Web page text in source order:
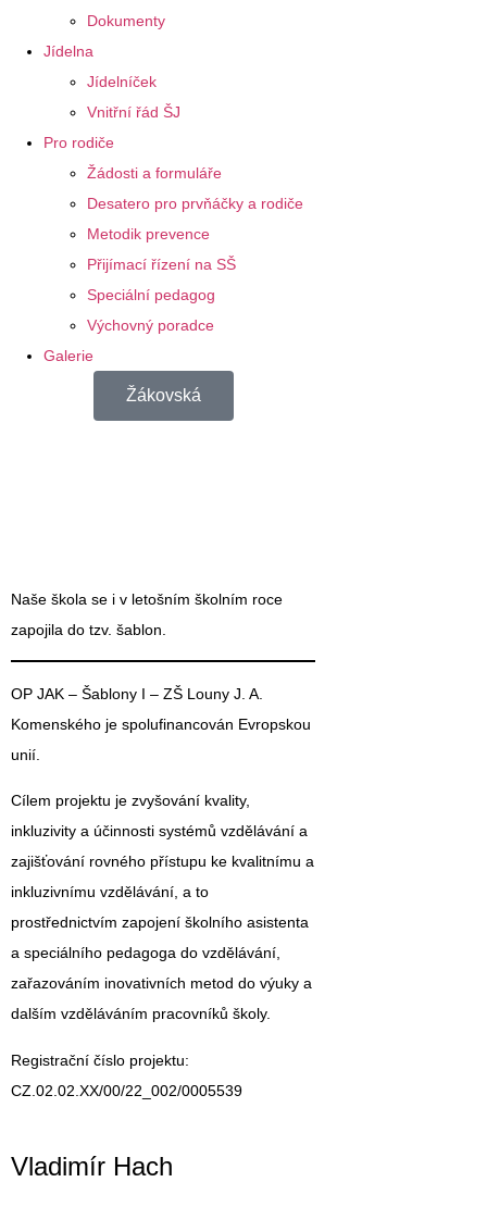
Dokumenty
Jídelna
Jídelníček
Vnitřní řád ŠJ
Pro rodiče
Žádosti a formuláře
Desatero pro prvňáčky a rodiče
Metodik prevence
Přijímací řízení na SŠ
Speciální pedagog
Výchovný poradce
Galerie
Žákovská
Naše škola se i v letošním školním roce
zapojila do tzv. šablon.
OP JAK – Šablony I – ZŠ Louny J. A.
Komenského je spolufinancován Evropskou
unií.
Cílem projektu je zvyšování kvality,
inkluzivity a účinnosti systémů vzdělávání a
zajišťování rovného přístupu ke kvalitnímu a
inkluzivnímu vzdělávání, a to
prostřednictvím zapojení školního asistenta
a speciálního pedagoga do vzdělávání,
zařazováním inovativních metod do výuky a
dalším vzděláváním pracovníků školy.
Registrační číslo projektu:
CZ.02.02.XX/00/22_002/0005539
Vladimír Hach